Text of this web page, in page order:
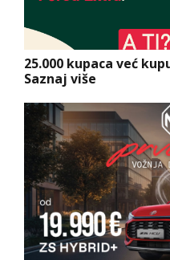
25.000 kupaca već
Saznaj više